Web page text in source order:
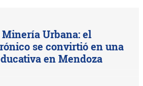
Urbana: el
se convirtió en una
en Mendoza